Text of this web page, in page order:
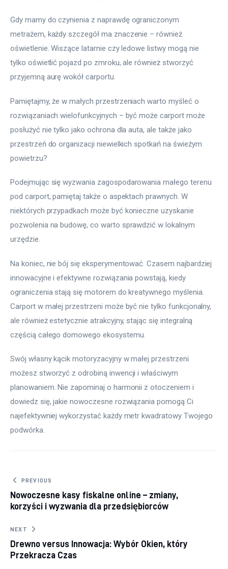
Gdy mamy do czynienia z naprawdę ograniczonym
metrażem, każdy szczegół ma znaczenie – również
oświetlenie. Wiszące latarnie czy ledowe listwy mogą nie
tylko oświetlić pojazd po zmroku, ale również stworzyć
przyjemną aurę wokół carportu.
Pamiętajmy, że w małych przestrzeniach warto myśleć o
rozwiązaniach wielofunkcyjnych – być może carport może
posłużyć nie tylko jako ochrona dla auta, ale także jako
przestrzeń do organizacji niewielkich spotkań na świeżym
powietrzu?
Podejmując się wyzwania zagospodarowania małego terenu
pod carport, pamiętaj także o aspektach prawnych. W
niektórych przypadkach może być konieczne uzyskanie
pozwolenia na budowę, co warto sprawdzić w lokalnym
urzędzie.
Na koniec, nie bój się eksperymentować. Czasem najbardziej
innowacyjne i efektywne rozwiązania powstają, kiedy
ograniczenia stają się motorem do kreatywnego myślenia.
Carport w małej przestrzeni może być nie tylko funkcjonalny,
ale również estetycznie atrakcyjny, stając się integralną
częścią całego domowego ekosystemu.
Swój własny kącik motoryzacyjny w małej przestrzeni
możesz stworzyć z odrobiną inwencji i właściwym
planowaniem. Nie zapominaj o harmonii z otoczeniem i
dowiedz się, jakie nowoczesne rozwiązania pomogą Ci
najefektywniej wykorzystać każdy metr kwadratowy Twojego
podwórka.
Nawigacja wpisu
PREVIOUS
Nowoczesne kasy fiskalne online – zmiany,
korzyści i wyzwania dla przedsiębiorców
NEXT
Drewno versus Innowacja: Wybór Okien, który
Przekracza Czas